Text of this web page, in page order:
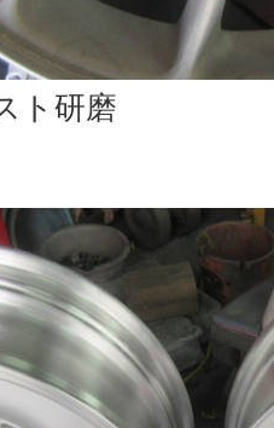
ト研磨